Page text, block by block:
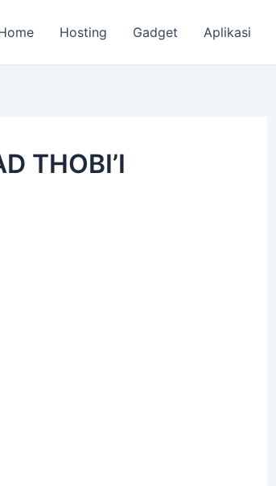
Hosting Gadget Aplikasi
THOBI’I